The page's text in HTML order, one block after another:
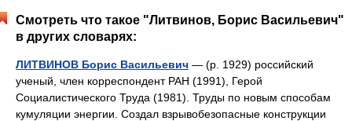
Смотреть что такое "Литвинов, Борис Васильевич"
в других словарях:
ЛИТВИНОВ Борис Васильевич — (р. 1929) российский
ученый, член корреспондент РАН (1991), Герой
Социалистического Труда (1981). Труды по новым способам
кумуляции энергии. Создал взрывобезопасные конструкции